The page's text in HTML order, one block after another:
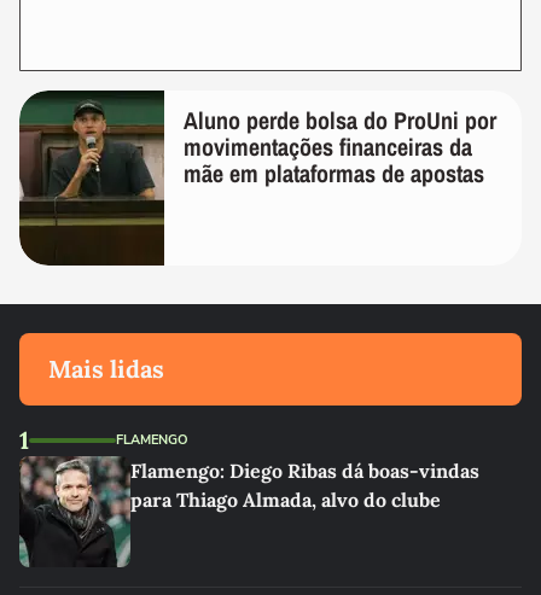
Aluno perde bolsa do ProUni por
movimentações financeiras da
mãe em plataformas de apostas
Mais lidas
1 FLAMENGO
Flamengo: Diego Ribas dá boas-vindas
para Thiago Almada, alvo do clube